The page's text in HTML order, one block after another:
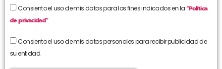
Consiento el uso de mis datos para los fines indicados en la“Política
de privacidad”
Consiento el uso de mis datos personales para recibir publicidad de
su entidad.